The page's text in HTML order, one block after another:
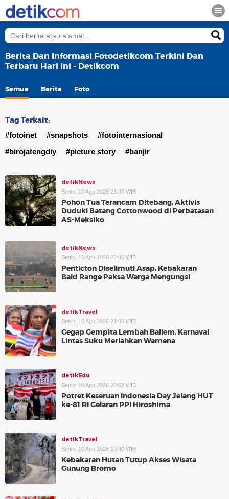
Berita Dan Informasi Fotodetikcom Terkini Dan
Terbaru Hari Ini - Detikcom
Semua Berita Foto
Tag Terkait:
#fotoinet #snapshots
#fotointernasional
#birojatengdiy
#picture story #banjir
detikNews
Senin, 10 Agu 2026 23:00 WIB
Pohon Tua Terancam Ditebang, Aktivis
Duduki Batang Cottonwood di Perbatasan
AS-Meksiko
detikNews
Senin, 10 Agu 2026 22:00 WIB
Penticton Diselimuti Asap, Kebakaran
Bald Range Paksa Warga Mengungsi
detikTravel
Senin, 10 Agu 2026 21:00 WIB
Gegap Gempita Lembah Baliem, Karnaval
Lintas Suku Meriahkan Wamena
detikEdu
Senin, 10 Agu 2026 20:58 WIB
Potret Keseruan Indonesia Day Jelang HUT
ke-81 RI Gelaran PPI Hiroshima
detikTravel
Senin, 10 Agu 2026 19:40 WIB
Kebakaran Hutan Tutup Akses Wisata
Gunung Bromo